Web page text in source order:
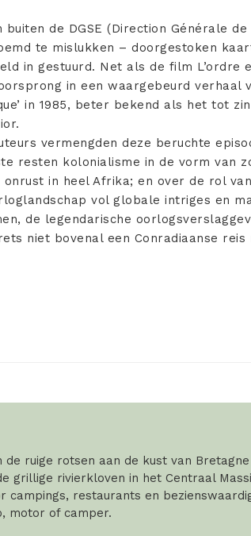
de DGSE (Direction Générale
te mislukken – doorgestoken
in gestuurd. Net als de film L’ordre
in een waargebeurd verhaal
in 1985, beter bekend als het tot
vermengden deze beruchte
resten kolonialisme in de vorm van
in heel Afrika; en over de rol
vol globale intriges en
de legendarische
niet bovenal een Conradiaanse
de ruige rotsen aan de kust van
grillige rivierkloven in het Centraal
campings, restaurants en
motor of camper.